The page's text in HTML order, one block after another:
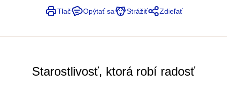
Tlač Opýtať sa Strážiť Zdieľať
Starostlivosť, ktorá robí radosť